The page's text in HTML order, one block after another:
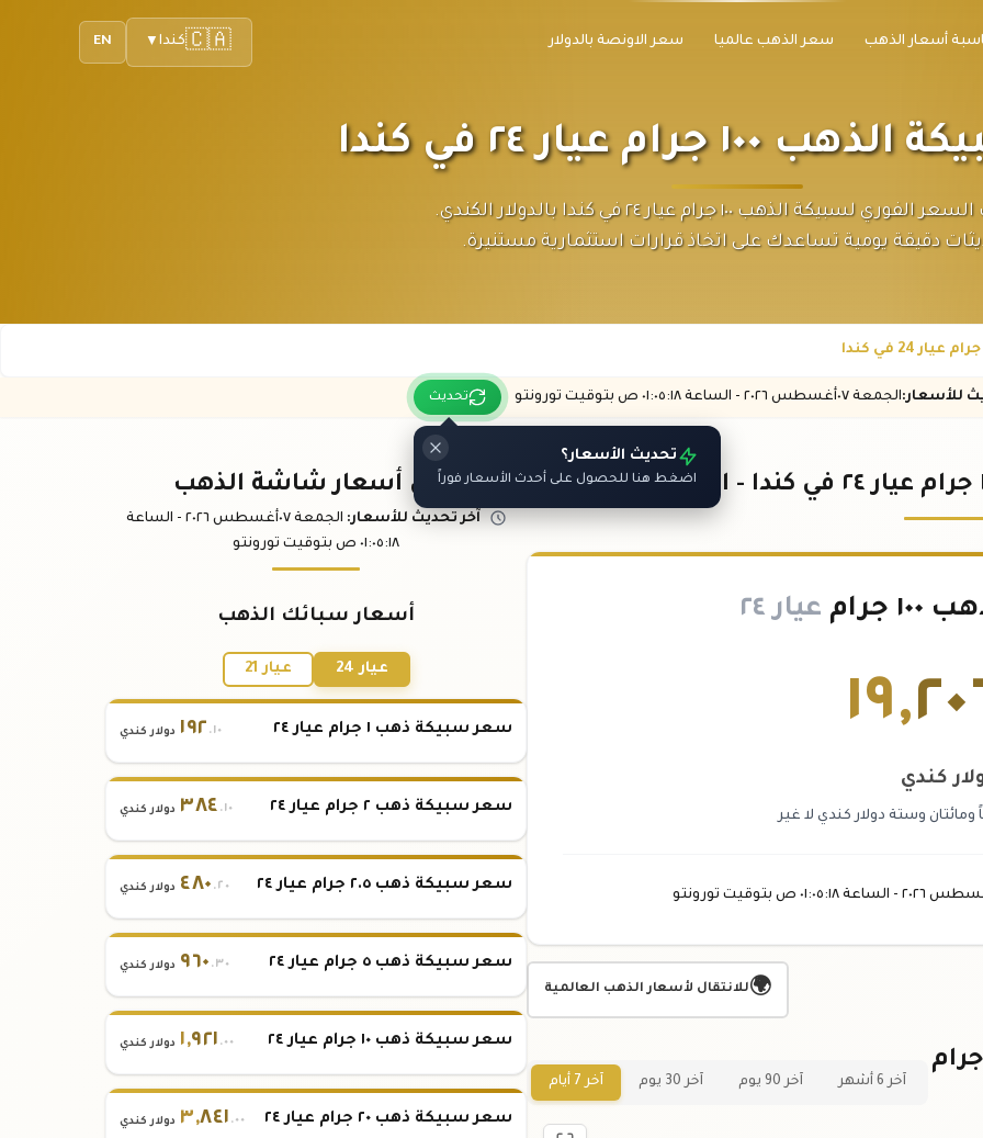
أسعار الذهب سعر الذهب عالميا سعر الاونصة بالدولار EN 🇨🇦كندا ▼
جرام عيار ٢٤ في كندا
اكتشف السعر الفوري لسبيكة الذهب ١٠٠ جرام عيار ٢٤ في كندا بالدولار الكندي.
دقيقة يومية تساعدك على اتخاذ قرارات استثمارية مستنيرة.
للأسعار:الجمعة ٠٧ أغسطس ٢٠٢٦ - الساعة ٠١:٠٥:١٨ ص بتوقيت تورونتو تحديث
تحديث الأسعار؟
اضغط هنا للحصول على أحدث الأسعار فوراً
عيار ٢٤
١٩,
كندي
وستة دولار كندي لا غير
٢٠٢٦ - الساعة :١٨ ص بتوقيت تورونتو
🌍للانتقال لأسعار الذهب العالمية
رسم بياني لسعر سبيكة ذهب 100 جرام
آخر 6 أشهر آخر 90 يوم آخر 30 يوم آخر 7 أيام
باقي أسعار شاشة الذهب
آخر تحديث للأسعار: الجمعة ٠٧ أغسطس ٢٠٢٦ -
الساعة
٠١:٠٥:١٨ ص بتوقيت تورونتو
أسعار سبائك الذهب
عيار 24 عيار 21
سعر سبيكة ذهب ١ جرام عيار ٢٤ ١٩٢ .١٠ دولار كندي
سعر سبيكة ذهب ٢ جرام عيار ٢٤ ٣٨٤ .١٠ دولار كندي
سعر سبيكة ذهب ٢.٥ جرام عيار ٢٤ ٤٨٠ .٢٠ دولار كندي
سعر سبيكة ذهب ٥ جرام عيار ٢٤ ٩٦٠ .٣٠ دولار كندي
سعر سبيكة ذهب ١٠ جرام عيار ٢٤ ١,٩٢١ .٠٠ دولار كندي
سعر سبيكة ذهب ٢٠ جرام عيار ٢٤ ٣,٨٤١ .٠٠ دولار كندي